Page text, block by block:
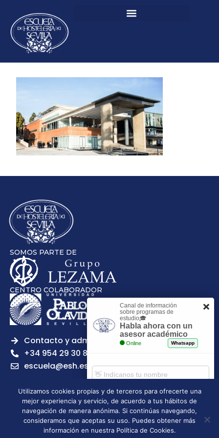
SOMOS PARTE DE
CENTRO COLABORADOR
Contacto y admisiones
+34 954 29 30 81
escuela@esh.es
Legal notice Privacy Policy
Cookies Policy
Escuela Superior de Hostelería de Sevilla | 2026 | Todos los
Utilizamos cookies propias y de terceros para ofrecerte una
mejor experiencia y servicio, de acuerdo a tus hábitos de
navegación de manera anónima. Si continúas navegando,
consideramos que aceptas su uso. Puedes obtener más
información en nuestra Política de Cookies.
Canal de información
sobre programas de
estudio🎓
Habla ahora con un
asesor académico
Online Whatsapp
Comenzar chat